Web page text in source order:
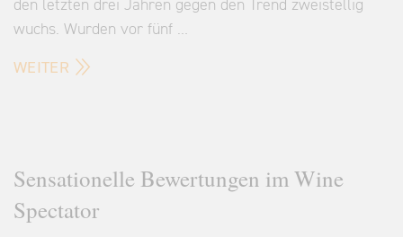
den letzten drei Jahren gegen den Trend zweistellig
wuchs. Wurden vor fünf …
WEITER
Sensationelle Bewertungen im Wine
Spectator